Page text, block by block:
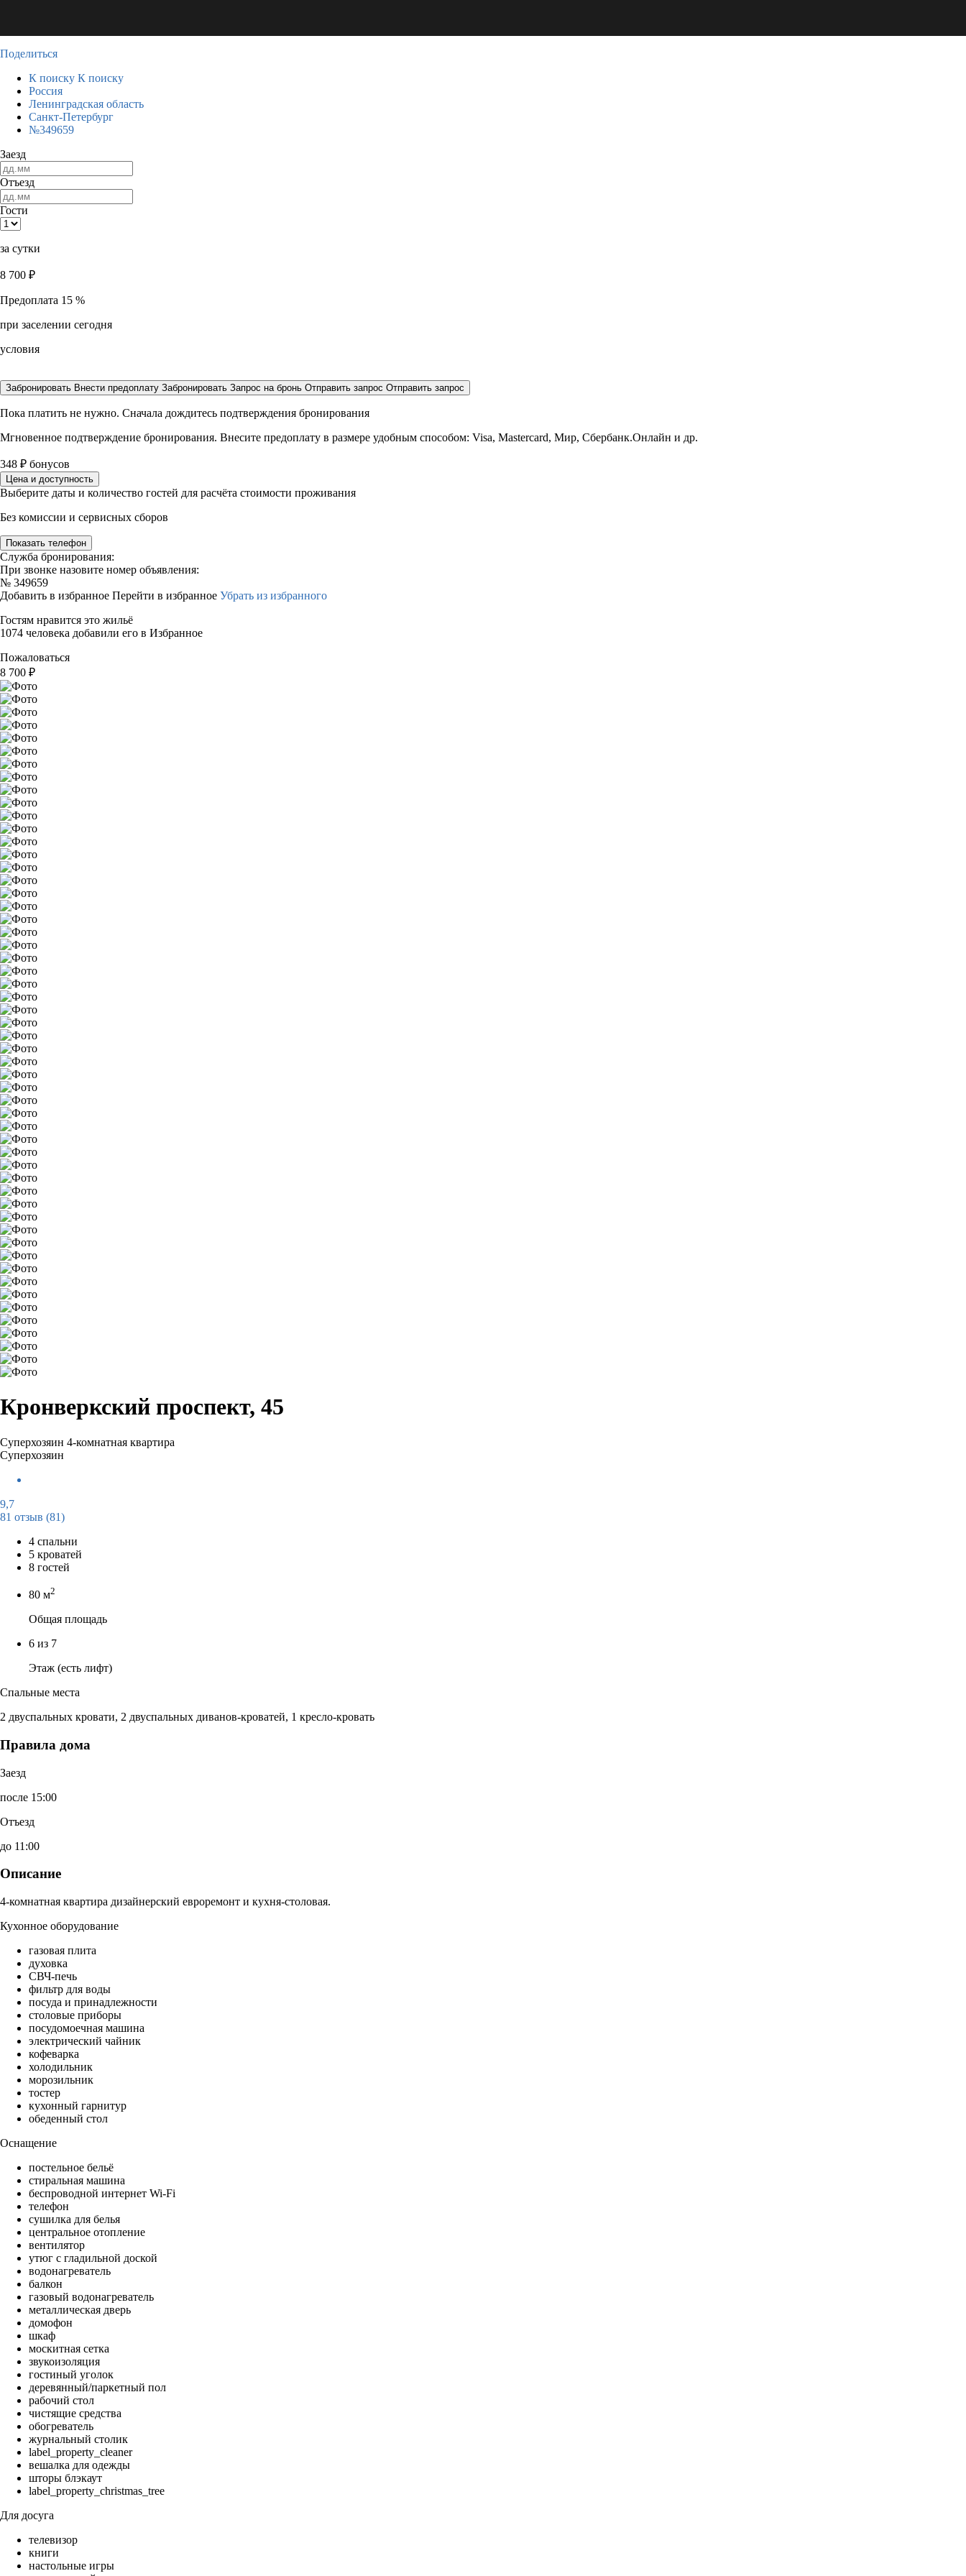
Поделиться
К поиску К поиску
Россия
Ленинградская область
Санкт-Петербург
№349659
Заезд
Отъезд
Гости
за сутки
8 700 ₽
Предоплата 15 %
при заселении сегодня
условия
Забронировать Внести предоплату Забронировать Запрос на бронь Отправить запрос Отправить запрос
Пока платить не нужно. Сначала дождитесь подтверждения бронирования
Мгновенное подтверждение бронирования. Внесите предоплату в размере удобным способом: Visa, Mastercard, Мир, Сбербанк.Онлайн и др.
348 ₽ бонусов
Цена и доступность
Выберите даты и количество гостей для расчёта стоимости проживания
Без комиссии и сервисных сборов
Показать телефон
Служба бронирования:
При звонке назовите номер объявления:
№ 349659
Добавить в избранное Перейти в избранное Убрать из избранного
Гостям нравится это жильё
1074 человека добавили его в Избранное
Пожаловаться
8 700 ₽
Кронверкский проспект, 45
Суперхозяин 4-комнатная квартира
Суперхозяин
9,7
81 отзыв (81)
4 спальни
5 кроватей
8 гостей
80 м2
Общая площадь
6 из 7
Этаж (есть лифт)
Спальные места
2 двуспальных кровати, 2 двуспальных диванов-кроватей, 1 кресло-кровать
Правила дома
Заезд
после 15:00
Отъезд
до 11:00
Описание
4-комнатная квартира дизайнерский евроремонт и кухня-столовая.
Кухонное оборудование
газовая плита
духовка
СВЧ-печь
фильтр для воды
посуда и принадлежности
столовые приборы
посудомоечная машина
электрический чайник
кофеварка
холодильник
морозильник
тостер
кухонный гарнитур
обеденный стол
Оснащение
постельное бельё
стиральная машина
беспроводной интернет Wi-Fi
телефон
сушилка для белья
центральное отопление
вентилятор
утюг с гладильной доской
водонагреватель
балкон
газовый водонагреватель
металлическая дверь
домофон
шкаф
москитная сетка
звукоизоляция
гостиный уголок
деревянный/паркетный пол
рабочий стол
чистящие средства
обогреватель
журнальный столик
label_property_cleaner
вешалка для одежды
шторы блэкаут
label_property_christmas_tree
Для досуга
телевизор
книги
настольные игры